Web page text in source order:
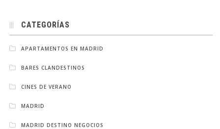
CATEGORÍAS
APARTAMENTOS EN MADRID
BARES CLANDESTINOS
CINES DE VERANO
MADRID
MADRID DESTINO NEGOCIOS